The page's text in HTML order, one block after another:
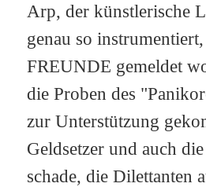
Arp, der künstlerische
genau so
FREUNDE gemeldet
die Proben des
zur Unterstützung
Geldsetzer und auch
schade, die Dilettanten